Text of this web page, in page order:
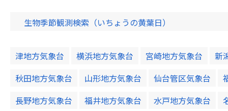
生物季節観測検索（いちょうの黄葉日）
津地方気象台 横浜地方気象台 宮崎地方気象台
新
秋田地方気象台
山形地方気象台 仙台管区気象台
長野地方気象台
福井地方気象台 水戸地方気象台